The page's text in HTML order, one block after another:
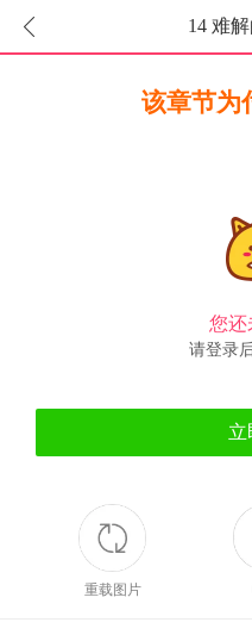
该章节为
您还
请登录
立
重载图片
14 难